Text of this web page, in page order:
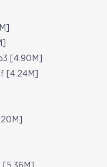
[4.90M]
[4.24M]